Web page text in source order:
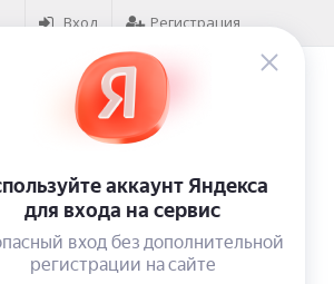
Вход Регистрация
Корзина ( 0)
на сумму0₽
КОНТАКТЫ ОТЗЫВЫ